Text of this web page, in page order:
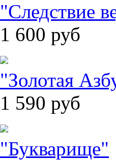
"Следствие
1 600 руб
"Золотая
1 590 руб
"Букварище"